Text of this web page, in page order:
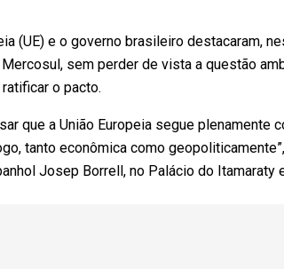
(UE) e o governo brasileiro destacaram,
sem perder de vista a questão
o pacto.
que a União Europeia segue
tanto econômica como
Josep Borrell, no Palácio do Itamaraty